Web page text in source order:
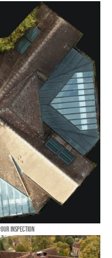
TP
inspection